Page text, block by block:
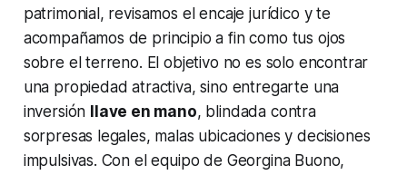
patrimonial, revisamos el encaje jurídico y te
acompañamos de principio a fin como tus ojos
sobre el terreno. El objetivo no es solo encontrar
una propiedad atractiva, sino entregarte una
inversión
llave en mano, blindada contra
sorpresas legales, malas ubicaciones y decisiones
impulsivas. Con el equipo de Georgina Buono,